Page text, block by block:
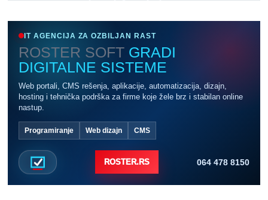
IT AGENCIJA ZA OZBILJAN RAST
ROSTER SOFT GRADI
DIGITALNE SISTEME
Web portali, CMS rešenja, aplikacije, automatizacija, dizajn,
hosting i tehnička podrška za firme koje žele brz i stabilan online
nastup.
Programiranje Web dizajn CMS
ROSTER.RS 064 478 8150